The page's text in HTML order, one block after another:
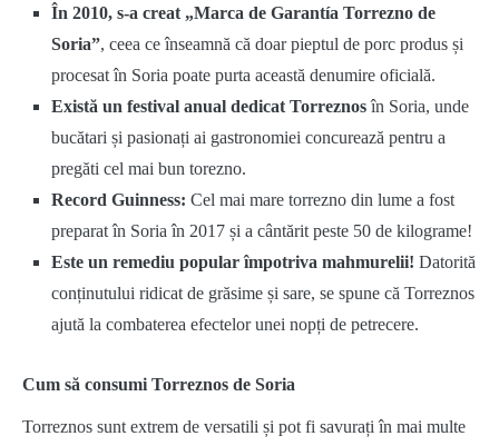
În 2010, s-a creat „Marca de Garantía Torrezno de
Soria”, ceea ce înseamnă că doar pieptul de porc produs și
procesat în Soria poate purta această denumire oficială.
Există un festival anual dedicat Torreznosîn Soria, unde
bucătari și pasionați ai gastronomiei concurează pentru a
pregăti cel mai bun torezno.
Record Guinness: Cel mai mare torrezno din lume a fost
preparat în Soria în 2017 și a cântărit peste 50 de kilograme!
Este un remediu popular împotriva mahmurelii! Datorită
conținutului ridicat de grăsime și sare, se spune că Torreznos
ajută la combaterea efectelor unei nopți de petrecere.
Cum să consumi Torreznos de Soria
Torreznos sunt extrem de versatili și pot fi savurați în mai multe